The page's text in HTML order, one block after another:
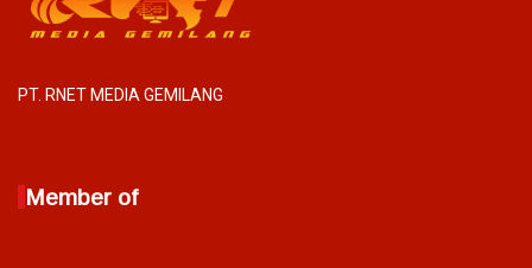
PT. RNET MEDIA GEMILANG
Member of